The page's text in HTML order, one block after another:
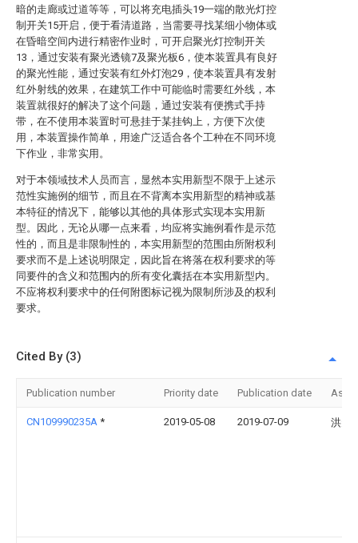
暗的走廊或过道等等，可以将充电插头19一端的散光灯控
制开关15开启，便于看清道路，当需要寻找某细小物体或
在昏暗空间内进行精密作业时，可开启聚光灯控制开关
13，通过安装有聚光透镜7及聚光板6，使本装置具有良好
的聚光性能，通过安装有红外灯泡29，使本装置具有发射
红外射线的效果，在建筑工作中可能临时需要红外线，本
装置就很好的解决了这个问题，通过安装有便携式手持
带，在不使用本装置时可悬挂于某挂钩上，方便下次使
用，本装置操作简单，用途广泛适合各个工种在不同环境
下作业，非常实用。
对于本领域技术人员而言，显然本实用新型不限于上述示
范性实施例的细节，而且在不背离本实用新型的精神或基
本特征的情况下，能够以其他的具体形式实现本实用新
型。因此，无论从哪一点来看，均应将实施例看作是示范
性的，而且是非限制性的，本实用新型的范围由所附权利
要求而不是上述说明限定，因此旨在将落在权利要求的等
同要件的含义和范围内的所有变化囊括在本实用新型内。
不应将权利要求中的任何附图标记视为限制所涉及的权利
要求。
Cited By (3)
Publication number Priority date Publication date
CN109990235A * 2019-05-08 2019-07-09 洪元